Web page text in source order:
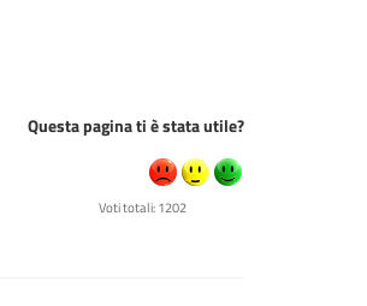
Questa pagina ti è stata utile?
Voti totali: 1202